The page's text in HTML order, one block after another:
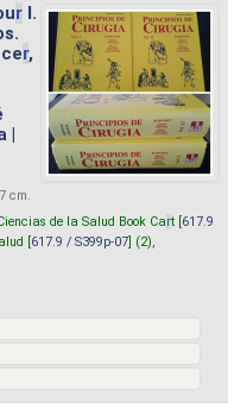
r I.
r,
|
cm.
de la Salud Book Cart [ 617.9
[ 617.9 / S399p-07 ] (2),